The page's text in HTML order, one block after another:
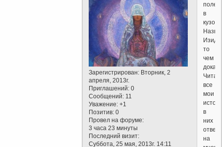
Зарегистрирован: Вторник, 2
апреля, 2013г.
Приглашений: 0
Сообщений: 11
Уважение: +1
Позитив: 0
Провел на форуме:
3 часа 23 минуты
Последний визит:
Суббота, 25 мая, 2013г. 14:11
в
то
чем
все
мои
в
них
на